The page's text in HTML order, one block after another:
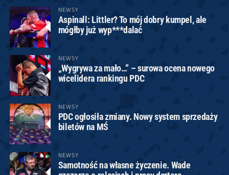
NEWSY
Aspinall: Littler? To mój dobry kumpel, ale
mógłby już wyp***dalać
NEWSY
„Wygrywa za mało…” – surowa ocena nowego
wicelidera rankingu PDC
NEWSY
PDC ogłosiła zmiany. Nowy system sprzedaży
biletów na MŚ
NEWSY
Samotność na własne życzenie. Wade